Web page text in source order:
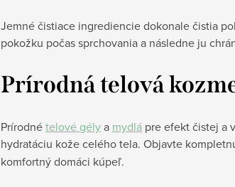
Jemné čistiace ingrediencie dokonale čistia
pokožku počas sprchovania a následne ju
Prírodná telová
Prírodnételové gélya mydlá pre efekt čistej a
hydratáciu kože celého tela. Objavte
komfortný domáci kúpeľ.